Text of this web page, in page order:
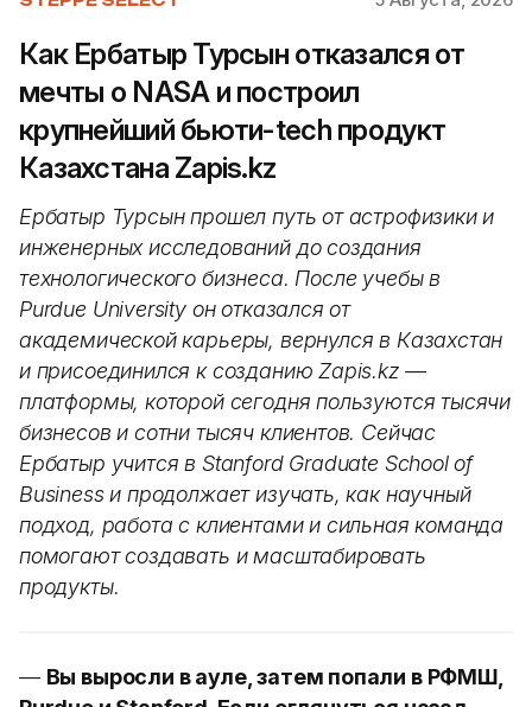
Как Ербатыр Турсын отказался от
мечты о NASA и построил
крупнейший бьюти-tech продукт
Казахстана Zapis.kz
Ербатыр Турсын прошел путь от астрофизики и
инженерных исследований до создания
технологического бизнеса. После учебы в
Purdue University он отказался от
академической карьеры, вернулся в Казахстан
и присоединился к созданию Zapis.kz —
платформы, которой сегодня пользуются тысячи
бизнесов и сотни тысяч клиентов. Сейчас
Ербатыр учится в Stanford Graduate School of
Business и продолжает изучать, как научный
подход, работа с клиентами и сильная команда
помогают создавать и масштабировать
продукты.
— Вы выросли в ауле, затем попали в РФМШ,